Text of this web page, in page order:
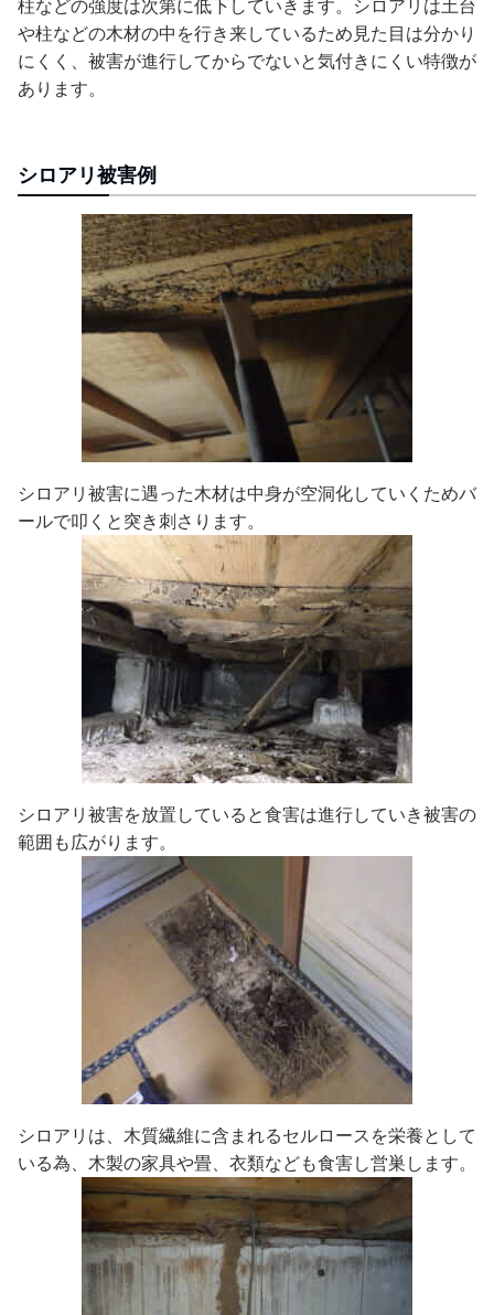
柱などの強度は次第に低下していきます。シロアリは土台
や柱などの木材の中を行き来しているため見た目は分かり
にくく、被害が進行してからでないと気付きにくい特徴が
あります。
シロアリ被害例
シロアリ被害に遇った木材は中身が空洞化していくためバ
ールで叩くと突き刺さります。
シロアリ被害を放置していると食害は進行していき被害の
範囲も広がります。
シロアリは、木質繊維に含まれるセルロースを栄養として
いる為、木製の家具や畳、衣類なども食害し営巣します。